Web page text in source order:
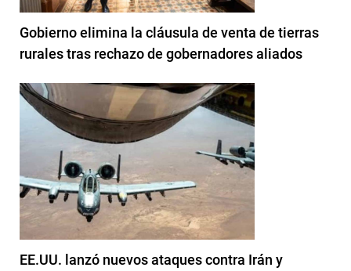
Gobierno elimina la cláusula de venta de tierras
rurales tras rechazo de gobernadores aliados
EE.UU. lanzó nuevos ataques contra Irán y